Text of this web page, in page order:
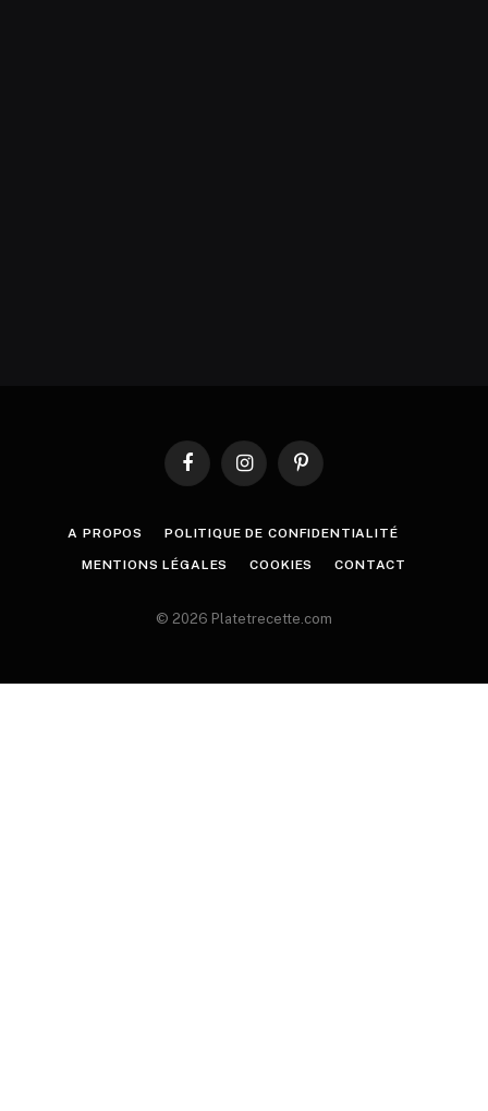
FacebookInstagramPinterest
A PROPOS POLITIQUE DE CONFIDENTIALITÉ
MENTIONS LÉGALES COOKIES CONTACT
© 2026 Platetrecette.com